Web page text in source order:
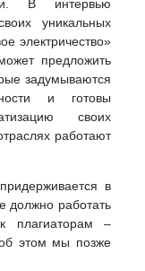
В интервью
уникальных
электричество»
предложить
задумываются
и готовы
своих
работают
в
должно работать
плагиаторам –
этом мы позже